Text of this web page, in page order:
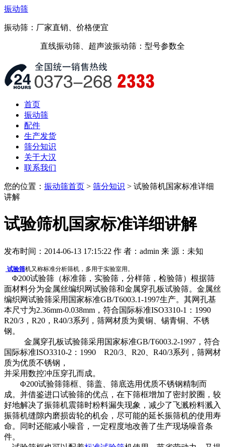
振动筛
振动筛：厂家直销、价格便宜
直线振动筛、超声波振动筛：型号参数全
首页
振动筛
配件
生产发货
筛分知识
关于大汉
联系我们
您的位置： 振动筛首页 > 筛分知识 > 试验筛机国家标准详细
讲解
试验筛机国家标准详细讲解
发布时间：2014-06-13 17:15:22 作 者：admin 来 源：未知
试验筛机又称标准分析筛机，多用于实验室用。
Φ200试验筛（标准筛，实验筛，分样筛，检验筛）根据筛
面材料分为金属丝编织网试验筛和金属穿孔板试验筛。金属丝
编织网试验筛采用国家标准GB/T6003.1-1997生产。其网孔基
本尺寸为2.36mm-0.038mm，符合国际标准ISO3310-1：1990
R20/3，R20，R40/3系列，筛网材质为黄铜、锡青铜、不锈
钢。
金属穿孔板试验筛采用国家标准GB/T6003.2-1997，符合
国际标准ISO3310-2：1990 R20/3、R20、R40/3系列，筛网材
质为优质不锈钢，
并采用数控冲压穿孔而成。
Φ200试验筛筛框、筛盖、筛底选用优质不锈钢精制而
成。并借鉴进口试验筛的优点，在下筛框增加了密封胶圈，较
好地解决了振筛机震筛时粉料漏失现象，减少了飞溅粉料溅入
振筛机缝隙内磨损齿轮的机会，尽可能的延长振筛机的使用寿
命。同时还能减小噪音，一定程度地改善了生产现场噪音条
件。